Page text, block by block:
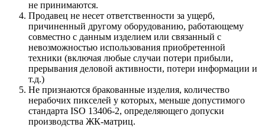
не принимаются.
Продавец не несет ответственности за ущерб,
причиненный другому оборудованию, работающему
совместно с данным изделием или связанный с
невозможностью использования приобретенной
техники (включая любые случаи потери прибыли,
прерывания деловой активности, потери информации и
т.д.)
Не признаются бракованные изделия, количество
нерабочих пикселей у которых, меньше допустимого
стандарта ISO 13406-2, определяющего допуски
производства ЖК-матриц.